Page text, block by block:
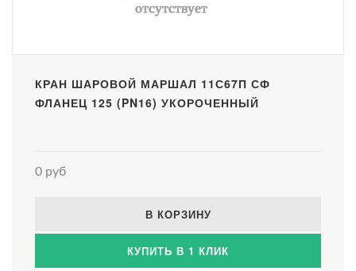
КРАН ШАРОВОЙ МАРШАЛ 11С67П СФ
ФЛАНЕЦ 125 (PN16) УКОРОЧЕННЫЙ
0 руб
В КОРЗИНУ
КУПИТЬ В 1 КЛИК